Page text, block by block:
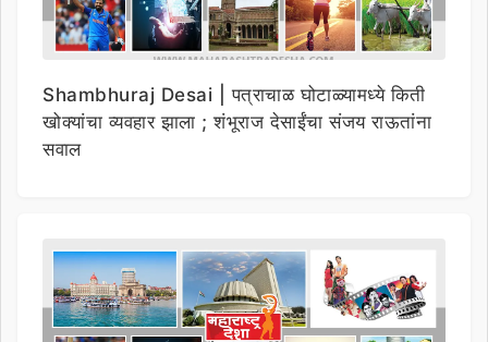
Shambhuraj Desai | पत्राचाळ घोटाळ्यामध्ये किती
खोक्यांचा व्यवहार झाला ; शंभूराज देसाईंचा संजय राऊतांना
सवाल